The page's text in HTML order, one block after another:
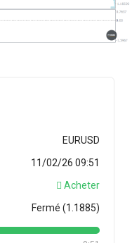
EURUSD
11/02/26 09:51
Acheter
Fermé (1.1885)